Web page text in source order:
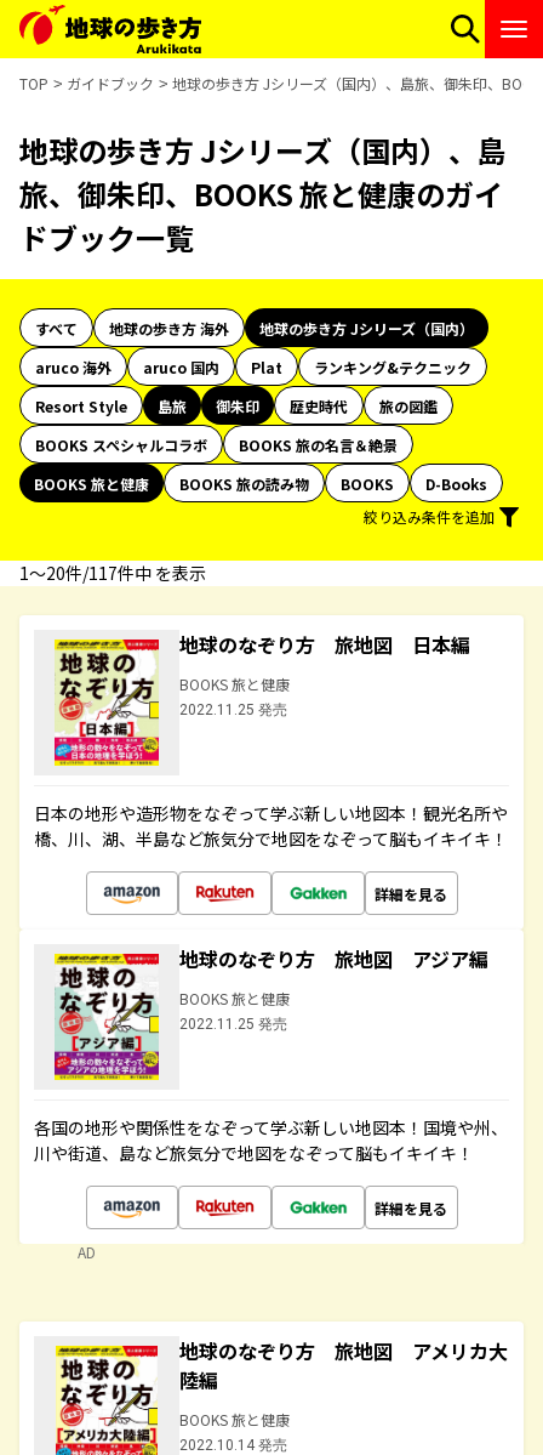
TOP ガイドブック 地球の歩き方 Jシリーズ（国内）、島旅、御朱印、
地球の歩き方 Jシリーズ（国内）、島
旅、御朱印、BOOKS 旅と健康のガイ
ドブック一覧
すべて 地球の歩き方 海外
地球の歩き方 Jシリーズ（国内）
aruco 海外
aruco 国内 Plat
ランキング&テクニック
Resort Style
島旅 御朱印 歴史時代
旅の図鑑
BOOKS スペシャルコラボ
BOOKS 旅の名言＆絶景
BOOKS 旅と健康
BOOKS 旅の読み物 BOOKS
D-Books
絞り込み条件を追加
1〜20件/117件中 を表示
地球のなぞり方 旅地図 日本編
BOOKS 旅と健康
2022.11.25 発売
日本の地形や造形物をなぞって学ぶ新しい地図本！観光名所や
橋、川、湖、半島など旅気分で地図をなぞって脳もイキイキ！
詳細を見る
地球のなぞり方 旅地図 アジア編
BOOKS 旅と健康
2022.11.25 発売
各国の地形や関係性をなぞって学ぶ新しい地図本！国境や州、
川や街道、島など旅気分で地図をなぞって脳もイキイキ！
詳細を見る
AD
地球のなぞり方 旅地図 アメリカ大
陸編
BOOKS 旅と健康
2022.10.14 発売